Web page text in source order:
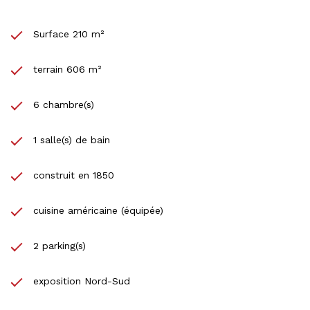
Surface 210 m²
terrain 606 m²
6 chambre(s)
1 salle(s) de bain
construit en 1850
cuisine américaine (équipée)
2 parking(s)
exposition Nord-Sud